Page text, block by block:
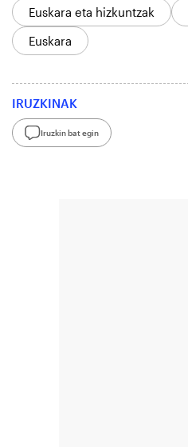
Euskara eta hizkuntzak
Euskara
IRUZKINAK
Iruzkin bat egin